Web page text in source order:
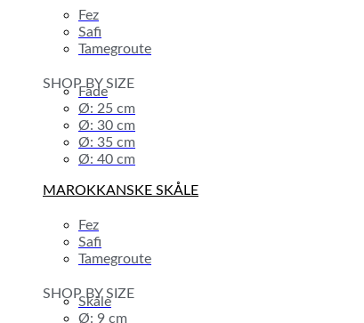
Fez
Safi
Tamegroute
SHOP BY SIZE
Fade
Ø: 25 cm
Ø: 30 cm
Ø: 35 cm
Ø: 40 cm
MAROKKANSKE SKÅLE
Fez
Safi
Tamegroute
SHOP BY SIZE
Skåle
Ø: 9 cm